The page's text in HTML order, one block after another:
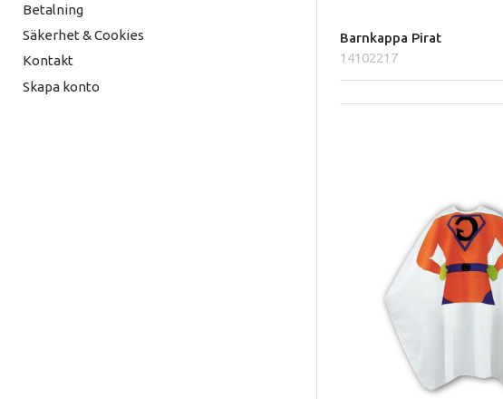
Betalning
Säkerhet & Cookies
Kontakt
Skapa konto
Barnkappa Pirat
14102217